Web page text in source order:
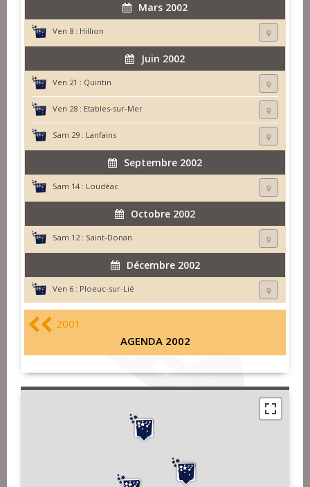
Mars 2002
Ven 8 : Hillion
Juin 2002
Ven 21 : Quintin
Ven 28 : Etables-sur-Mer
Sam 29 : Lanfains
Septembre 2002
Sam 14 : Loudéac
Octobre 2002
Sam 12 : Saint-Donan
Décembre 2002
Ven 6 : Ploeuc-sur-Lié
2001
AGENDA 2002